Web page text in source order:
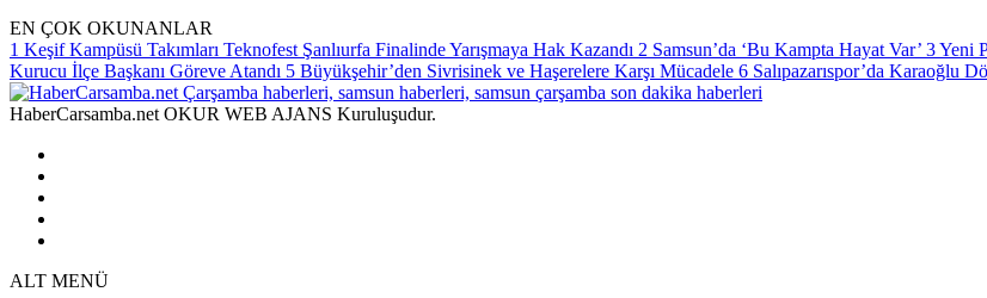
EN ÇOK OKUNANLAR
1 Keşif Kampüsü Takımları Teknofest Şanlıurfa Finalinde Yarışmaya Hak Kazandı 2 Samsun’da ‘Bu Kampta Hayat Var’ 3Yeni
Kurucu İlçe Başkanı Göreve Atandı 5 Büyükşehir’den Sivrisinek ve Haşerelere Karşı Mücadele 6 Salıpazarıspor’da Karaoğlu
HaberCarsamba.net OKUR WEB AJANS Kuruluşudur.
ALT MENÜ